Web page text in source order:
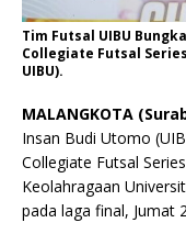
Tim Futsal UIBU
Collegiate Futsal
UIBU).
MALANGKOTA
Insan Budi Utomo
Collegiate Futsal
Keolahragaan
pada laga final, Jumat